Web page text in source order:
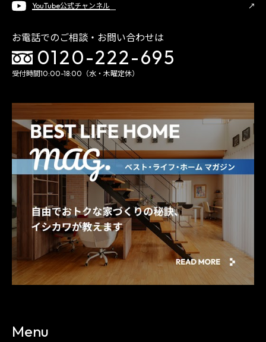
YouTube公式チャンネル
お電話でのご相談・お問い合わせは
0120-222-695
受付時間10:00-18:00（水・木曜定休）
Menu